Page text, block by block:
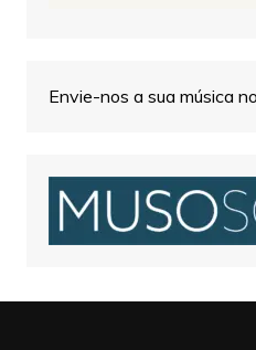
Envie-nos a sua música